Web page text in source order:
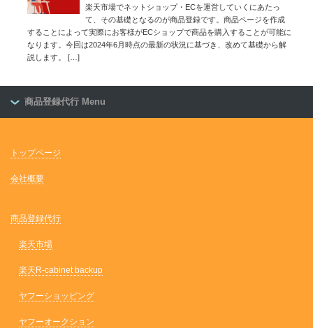
楽天市場でネットショップ・ECを運営していくにあたっ
て、その基礎となるのが商品登録です。商品ページを作成
することによって実際にお客様がECショップで商品を購入することが可能に
なります。今回は2024年6月時点の最新の状況に基づき、改めて基礎から解
説します。
[…]
商品登録代行 Menu
トップページ
会社概要
商品登録代行
楽天市場
楽天R-cabinet backup
ヤフーショッピング
ヤフーオークション